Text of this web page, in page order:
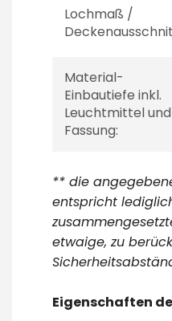
Lochmaß /
Material-
Einbautiefe inkl.
Leuchtmittel und
Fassung:
** die
entspricht
etwaige, zu
Eigenschaften